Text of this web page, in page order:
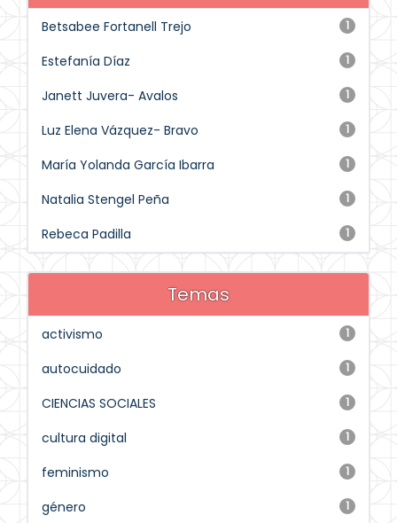
1
Betsabee Fortanell Trejo
1
Estefanía Díaz
1
Janett Juvera- Avalos
1
Luz Elena Vázquez- Bravo
1
María Yolanda García Ibarra
1
Natalia Stengel Peña
1
Rebeca Padilla
Temas
1
activismo
1
autocuidado
1
CIENCIAS SOCIALES
1
cultura digital
1
feminismo
1
género